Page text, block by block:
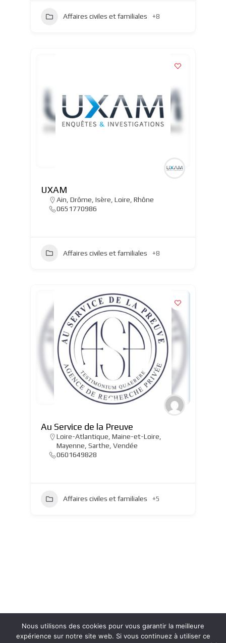
Affaires civiles et familiales +8
UXAM
Ain, Drôme, Isère, Loire, Rhône
0651770986
Affaires civiles et familiales +8
Au Service de la Preuve
Loire-Atlantique Maine-et-Loire
Mayenne Sarthe Vendée
0601649828
Affaires civiles et familiales +5
Nous utilisons des cookies pour vous garantir la meilleure
expérience sur notre site web. Si vous continuez à utiliser ce